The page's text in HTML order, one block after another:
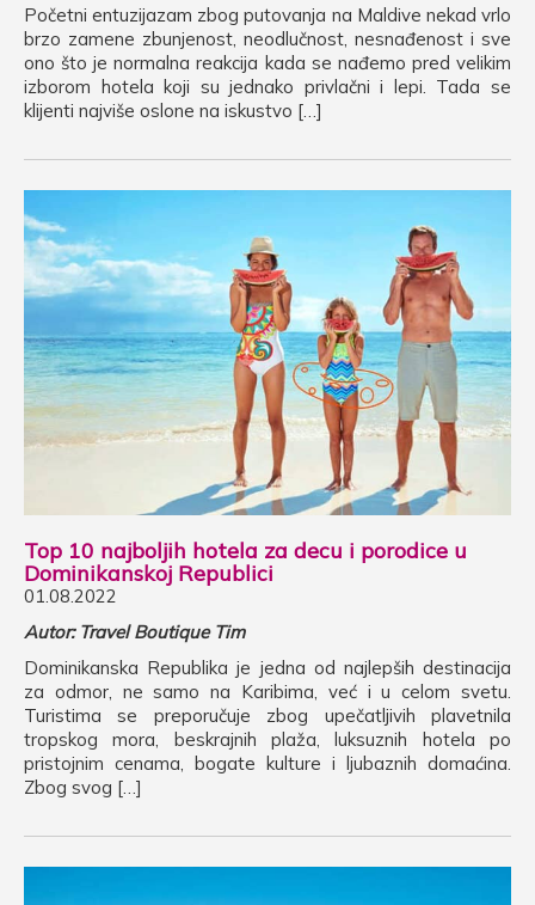
Početni entuzijazam zbog putovanja na Maldive nekad vrlo
brzo zamene zbunjenost, neodlučnost, nesnađenost i sve
ono što je normalna reakcija kada se nađemo pred velikim
izborom hotela koji su jednako privlačni i lepi. Tada se
klijenti najviše oslone na iskustvo […]
Top 10 najboljih hotela za decu i porodice u
Dominikanskoj Republici
01.08.2022
Autor: Travel Boutique Tim
Dominikanska Republika je jedna od najlepših destinacija
za odmor, ne samo na Karibima, već i u celom svetu.
Turistima se preporučuje zbog upečatljivih plavetnila
tropskog mora, beskrajnih plaža, luksuznih hotela po
pristojnim cenama, bogate kulture i ljubaznih domaćina.
Zbog svog […]